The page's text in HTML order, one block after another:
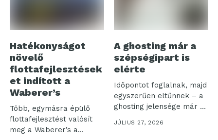
Hatékonyságot
növelő
flottafejlesztések
et indított a
Waberer’s
Több, egymásra épülő
flottafejlesztést valósít
meg a Waberer’s a
A ghosting már a
szépségipart is
elérte
Időpontot foglalnak, majd
egyszerűen eltűnnek – a
ghosting jelensége már a
szépségszalonok...
JÚLIUS 27, 2026